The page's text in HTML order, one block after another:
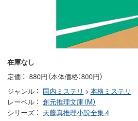
在庫なし
定価
880円（本体価格：800円）
ジャンル
国内ミステリ > 本格ミステリ
レーベル
創元推理文庫（M）
シリーズ
天藤真推理小説全集 4